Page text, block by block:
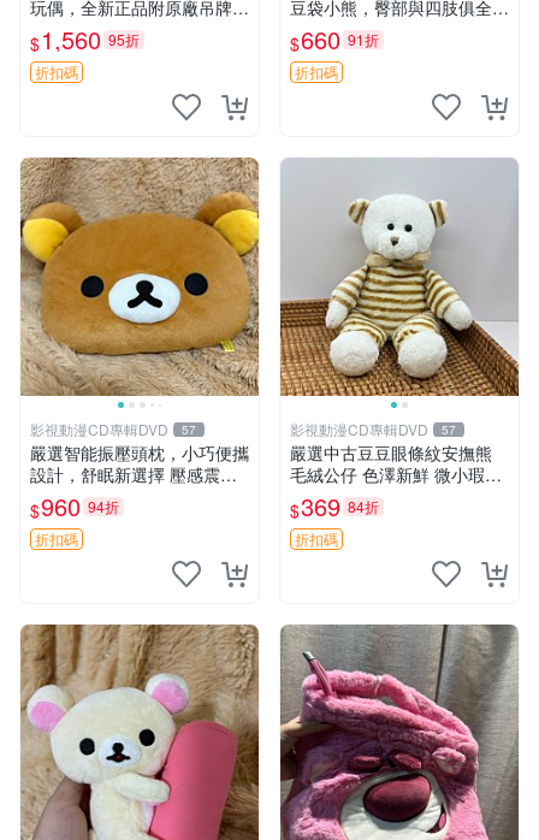
玩偶，全新正品附原廠吊牌與
防塵袋，內藏薰衣草可加熱，
適合各個年齡層，冷暖兩用享
受抱抱樂趣，不容錯過嚴選好
$1,560 95折
折扣碼
豆袋小熊，臀部與四肢俱全，
坐高11公分，附原盒與吊牌
收藏。藍鼻子小熊，值得擁有
玩具 憶熊
$660 91折
折扣碼
影視動漫CD專輯DVD 57
嚴選智能振壓頭枕，小巧便攜
設計，舒眠新選擇 壓感震動
頭枕 確切尺寸 小巧便攜
$960 94折
折扣碼
影視動漫CD專輯DVD 57
嚴選中古豆豆眼條紋安撫熊
毛絨公仔 色澤新鮮 微小瑕疵
可收藏 中古 安撫熊 條紋公仔
$369 84折
折扣碼